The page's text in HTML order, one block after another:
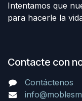
Intentamos que
para hacerle la
Contacte con
Contáctenos